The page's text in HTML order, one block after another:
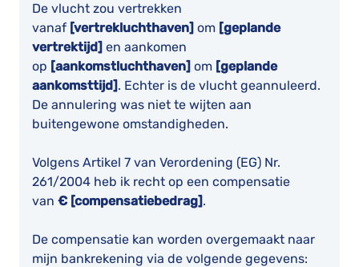
De vlucht zou vertrekken
vanaf [vertrekluchthaven] om [geplande
vertrektijd] en aankomen
op [aankomstluchthaven] om [geplande
aankomsttijd] . Echter is de vlucht geannuleerd.
De annulering was niet te wijten aan
buitengewone omstandigheden.
Volgens Artikel 7 van Verordening (EG) Nr.
261/2004 heb ik recht op een compensatie
van € [compensatiebedrag] .
De compensatie kan worden overgemaakt naar
mijn bankrekening via de volgende gegevens: